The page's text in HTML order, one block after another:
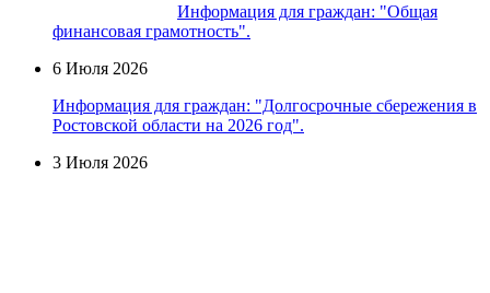
Информация для граждан: "Общая
финансовая грамотность".
6 Июля 2026
Информация для граждан: "Долгосрочные сбережения в
Ростовской области на 2026 год".
3 Июля 2026